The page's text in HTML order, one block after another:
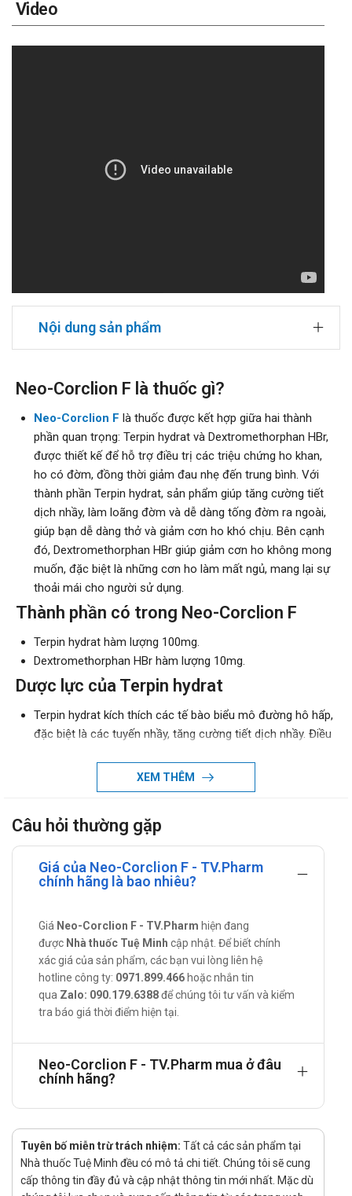
Video
Nội dung sản phẩm
Neo-Corclion F là thuốc gì?
Neo-Corclion F là thuốc được kết hợp giữa hai thành
phần quan trọng: Terpin hydrat và Dextromethorphan HBr,
được thiết kế để hỗ trợ điều trị các triệu chứng ho khan,
ho có đờm, đồng thời giảm đau nhẹ đến trung bình. Với
thành phần Terpin hydrat, sản phẩm giúp tăng cường tiết
dịch nhầy, làm loãng đờm và dễ dàng tống đờm ra ngoài,
giúp bạn dễ dàng thở và giảm cơn ho khó chịu. Bên cạnh
đó, Dextromethorphan HBr giúp giảm cơn ho không mong
muốn, đặc biệt là những cơn ho làm mất ngủ, mang lại sự
thoải mái cho người sử dụng.
Thành phần có trong Neo-Corclion F
Terpin hydrat hàm lượng 100mg.
Dextromethorphan HBr hàm lượng 10mg.
Dược lực của Terpin hydrat
Terpin hydrat kích thích các tế bào biểu mô đường hô hấp,
đặc biệt là các tuyến nhầy, tăng cường tiết dịch nhầy. Điều
hô hấp, từ đó tạo điều kiện thuận lợi cho việc tống đờm ra
ngoài thông qua ho.
Công dụng của Neo-Corclion F
Giảm đau từ nhẹ đến trung bình, thường phối hợp cùng
các thuốc giảm đau không opioid như aspirin, ibuprofen,
paracetamol.
Hướng dẫn sử dụng Neo-Corclion F
Cách sử dụng: Uống trực tiếp với nước.
Liều dùng: Dùng theo chỉ định của bác sĩ hoặc tham khảo
liều khuyến cáo sau:
Người lớn: Uống 2 viên mỗi lần/2 lần/ngày.
Chống chỉ định
Người quá mẫn với bất cứ thành phần nào có trong sản
phẩm.
Tác dụng phụ của sản phẩm
Một số tác dụng phụ có thể sảy ra khi sử dụng Neo-
Corclion F như: Dị ứng, mẩn ngứa, mệt mỏi, chóng mặt,…
XEM THÊM
Câu hỏi thường gặp
Giá của Neo-Corclion F - TV.Pharm
chính hãng là bao nhiêu?
Giá Neo-Corclion F - TV.Pharm hiện đang
được Nhà thuốc Tuệ Minh cập nhật. Để biết chính
xác giá của sản phẩm, các bạn vui lòng liên hệ
hotline công ty: 0971.899.466 hoặc nhắn tin
qua Zalo: 090.179.6388để chúng tôi tư vấn và kiểm
tra báo giá thời điểm hiện tại.
Neo-Corclion F - TV.Pharm mua ở đâu
chính hãng?
Tuyên bố miễn trừ trách nhiệm: Tất cả các sản phẩm tại
Nhà thuốc Tuệ Minh đều có mô tả chi tiết. Chúng tôi sẽ cung
cấp thông tin đầy đủ và cập nhật thông tin mới nhất. Mặc dù